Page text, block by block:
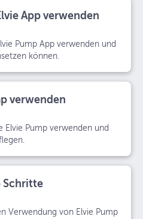
App verwenden
Pump App verwenden und
können.
verwenden
Elvie Pump verwenden und
Schritte
Verwendung von Elvie Pump